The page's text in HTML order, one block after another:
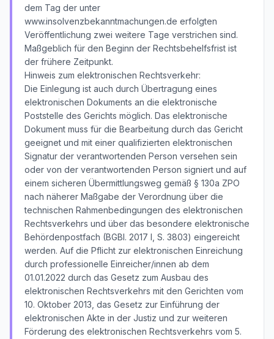
dem Tag der unter
www.insolvenzbekanntmachungen.de erfolgten
Veröffentlichung zwei weitere Tage verstrichen sind.
Maßgeblich für den Beginn der Rechtsbehelfsfrist ist
der frühere Zeitpunkt.
Hinweis zum elektronischen Rechtsverkehr:
Die Einlegung ist auch durch Übertragung eines
elektronischen Dokuments an die elektronische
Poststelle des Gerichts möglich. Das elektronische
Dokument muss für die Bearbeitung durch das Gericht
geeignet und mit einer qualifizierten elektronischen
Signatur der verantwortenden Person versehen sein
oder von der verantwortenden Person signiert und auf
einem sicheren Übermittlungsweg gemäß § 130a ZPO
nach näherer Maßgabe der Verordnung über die
technischen Rahmenbedingungen des elektronischen
Rechtsverkehrs und über das besondere elektronische
Behördenpostfach (BGBl. 2017 I, S. 3803) eingereicht
werden. Auf die Pflicht zur elektronischen Einreichung
durch professionelle Einreicher/innen ab dem
01.01.2022 durch das Gesetz zum Ausbau des
elektronischen Rechtsverkehrs mit den Gerichten vom
10. Oktober 2013, das Gesetz zur Einführung der
elektronischen Akte in der Justiz und zur weiteren
Förderung des elektronischen Rechtsverkehrs vom 5.